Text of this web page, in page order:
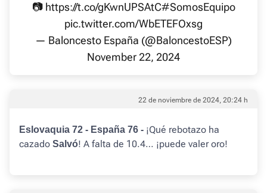
📷 https://t.co/gKwnUPSAtC#SomosEquipo
pic.twitter.com/WbETEFOxsg
— Baloncesto España (@BaloncestoESP)
November 22, 2024
22 de noviembre de 2024, 20:24 h
Eslovaquia 72 - España 76 - ¡Qué rebotazo ha
cazado Salvó! A falta de 10.4… ¡puede valer oro!